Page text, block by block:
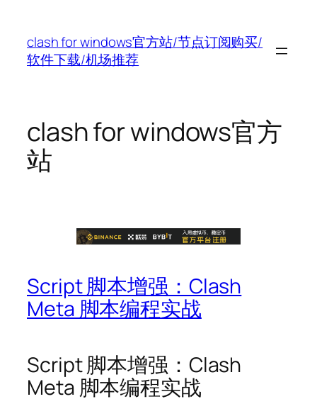
clash for windows官方站/节点订阅购买/
软件下载/机场推荐
clash for windows官方
站
Script 脚本增强：Clash
Meta 脚本编程实战
Script 脚本增强：Clash
Meta 脚本编程实战